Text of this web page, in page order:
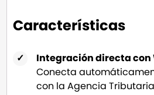
Características
Integración directa con
Conecta
con la Agencia